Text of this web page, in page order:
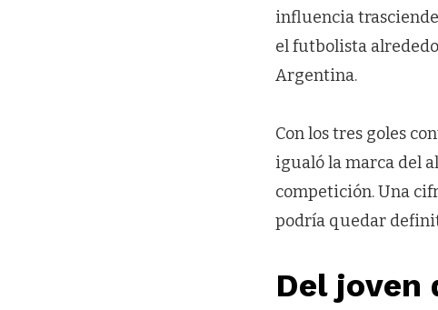
influencia
el futbolista
Argentina.
Con los tres goles
igualó la marca del
competición. Una
podría quedar
Del joven